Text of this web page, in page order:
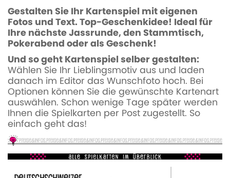
Gestalten Sie Ihr Kartenspiel mit eigenen
Fotos und Text. Top-Geschenkidee! Ideal für
Ihre nächste Jassrunde, den Stammtisch,
Pokerabend oder als Geschenk!
Und so geht Kartenspiel selber gestalten:
Wählen Sie Ihr Lieblingsmotiv aus und laden
danach im Editor das Wunschfoto hoch. Bei
Optionen können Sie die gewünschte Kartenart
auswählen. Schon wenige Tage später werden
Ihnen die Spielkarten per Post zugestellt. So
einfach geht das!